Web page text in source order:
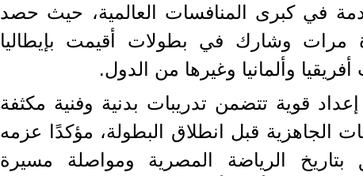
في كبرى المنافسات العالمية، حيث حصد
مرات وشارك في بطولات أقيمت بإيطاليا
وألمانيا وغيرها من الدول.
قوية تتضمن تدريبات بدنية وفنية مكثفة
الجاهزية قبل انطلاق البطولة، مؤكدًا عزمه
بتاريخ الرياضة المصرية ومواصلة مسيرة